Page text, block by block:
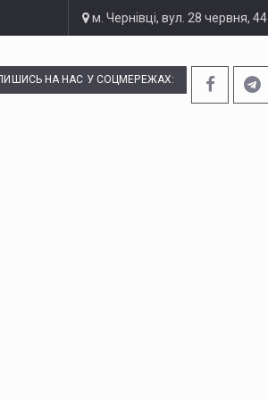
м. Чернівці, вул. 28 червня, 44
НА НАС У СОЦМЕРЕЖАХ: